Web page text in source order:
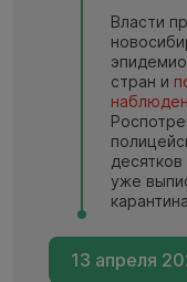
Власти
стран и
уже
13 апреля